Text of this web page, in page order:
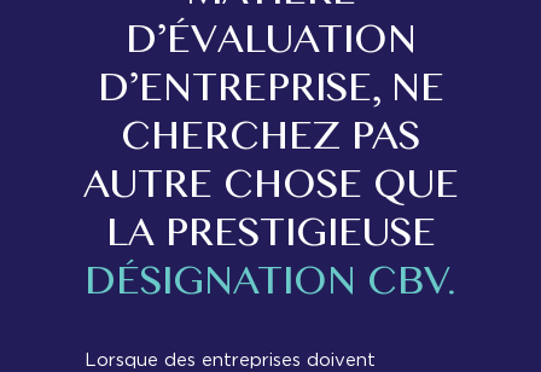
D’ÉVALUATION
D’ENTREPRISE, NE
CHERCHEZ PAS
AUTRE CHOSE QUE
LA PRESTIGIEUSE
DÉSIGNATION CBV.
Lorsque des entreprises doivent